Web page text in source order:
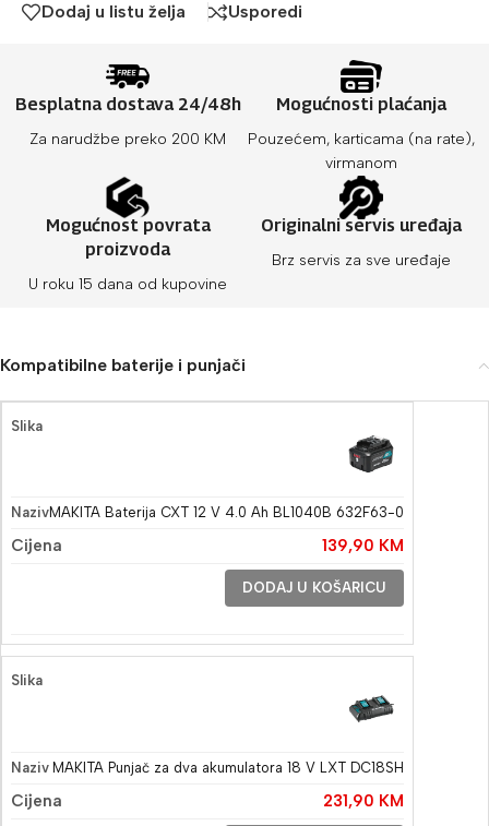
Dodaj u listu želja Usporedi
Besplatna dostava 24/48h
Za narudžbe preko 200 KM
Mogućnosti plaćanja
Pouzećem, karticama (na rate),
virmanom
Mogućnost povrata
proizvoda
U roku 15 dana od kupovine
Originalni servis uređaja
Brz servis za sve uređaje
Kompatibilne baterije i punjači
MAKITA Baterija CXT 12 V 4.0 Ah BL1040B 632F63-0
139,90 KM
DODAJ U KOŠARICU
MAKITA Punjač za dva akumulatora 18 V LXT DC18SH
231,90 KM